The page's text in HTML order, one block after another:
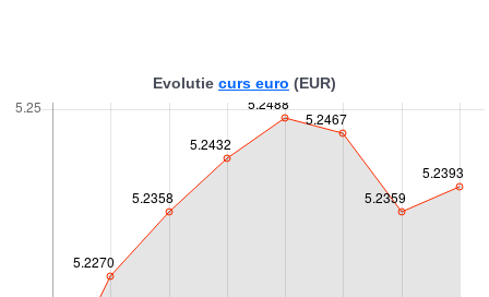
Evolutie curs euro (EUR)